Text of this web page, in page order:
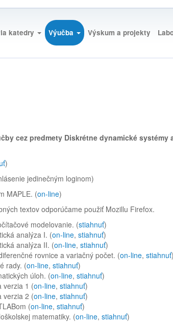
katedry Výučba Výskum a projekty
cez predmety Diskrétne dynamické systémy
)
jedinečným loginom)
MAPLE. (on-line)
textov odporúčame použiť Mozillu Firefox.
modelovanie. (stiahnuť)
analýza I. (on-line, stiahnuť)
analýza II. (on-line, stiahnuť)
rovnice a variačný počet. (on-line, stiahnuť)
rady. (on-line, stiahnuť)
úloh. (on-line, stiahnuť)
verzia 1 (on-line, stiahnuť)
verzia 2 (on-line, stiahnuť)
(on-line, stiahnuť)
matematiky. (on-line, stiahnuť)